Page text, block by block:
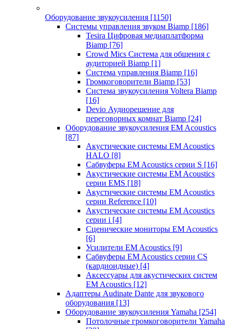
Оборудование звукоусиления [1150]
Системы управления звуком Biamp [186]
Tesira Цифровая медиаплатформа
Biamp [76]
Crowd Mics Система для общения с
аудиторией Biamp [1]
Система управления Biamp [16]
Громкоговорители Biamp [53]
Система звукоусиления Voltera Biamp
[16]
Devio Аудиорешение для
переговорных комнат Biamp [24]
Оборудование звукоусиления EM Acoustics
[87]
Акустические системы EM Acoustics
HALO [8]
Сабвуферы EM Acoustics серии S [16]
Акустические системы EM Acoustics
серии EMS [18]
Акустические системы EM Acoustics
серии Reference [10]
Акустические системы EM Acoustics
серии i [4]
Сценические мониторы EM Acoustics
[6]
Усилители EM Acoustics [9]
Сабвуферы EM Acoustics серии CS
(кардиоидные) [4]
Аксессуары для акустических систем
EM Acoustics [12]
Адаптеры Audinate Dante для звукового
оборудования [13]
Оборудование звукоусиления Yamaha [254]
Потолочные громкоговорители Yamaha